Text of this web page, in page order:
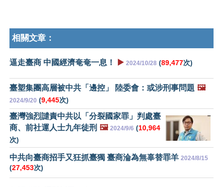
相關文章：
逼走臺商 中國經濟奄奄一息！ ▶️ 2024/10/28 (89,477次)
臺塑集團高層被中共「邊控」 陸委會：或涉刑事問題 🖼️
2024/9/20 (9,445次)
臺灣強烈譴責中共以「分裂國家罪」判處臺
商、前社運人士九年徒刑 🖼️ 2024/9/6 (10,964
次)
中共向臺商招手又狂抓臺獨 臺商淪為無辜替罪羊 2024/8/15
(27,453次)